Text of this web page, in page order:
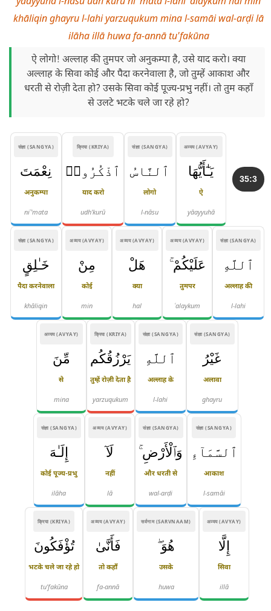
khāliqin ghayru l-lahi yarzuqukum mina l-samāi wal-arḍi lā
ilāha illā huwa fa-annā tu'fakūna
ऐ लोगो! अल्लाह की तुमपर जो अनुकम्पा है, उसे याद करो। क्या
अल्लाह के सिवा कोई और पैदा करनेवाला है, जो तुम्हें आकाश और
धरती से रोज़ी देता हो? उसके सिवा कोई पूज्य-प्रभु नहीं। तो तुम कहाँ
से उलटे भटके चले जा रहे हो?
35:3
अव्यय (AVYAY)
يَـٰٓأَيُّهَا
ऐ
yāayyuhā
संज्ञा (SANGYA)
ٱلنَّاسُ
लोगो
l-nāsu
क्रिया (KRIYA)
ٱذْكُرُوا۟
याद करो
udh'kurū
संज्ञा (SANGYA)
نِعْمَتَ
अनुकम्पा
niʿ'mata
संज्ञा (SANGYA)
ٱللَّهِ
अल्लाह की
l-lahi
अव्यय (AVYAY)
عَلَيْكُمْ ۚ
तुमपर
ʿalaykum
अव्यय (AVYAY)
هَلْ
क्या
hal
अव्यय (AVYAY)
مِنْ
कोई
min
संज्ञा (SANGYA)
خَـٰلِقٍ
पैदा करनेवाला
khāliqin
संज्ञा (SANGYA)
غَيْرُ
अलावा
ghayru
संज्ञा (SANGYA)
ٱللَّهِ
अल्लाह के
l-lahi
क्रिया (KRIYA)
يَرْزُقُكُم
तुम्हें रोज़ी देता है
yarzuqukum
अव्यय (AVYAY)
مِّنَ
से
mina
संज्ञा (SANGYA)
ٱلسَّمَآءِ
आकाश
l-samāi
संज्ञा (SANGYA)
وَٱلْأَرْضِ ۚ
और धरती से
wal-arḍi
अव्यय (AVYAY)
لَآ
नहीं
lā
संज्ञा (SANGYA)
إِلَـٰهَ
कोई पूज्य-प्रभु
ilāha
अव्यय (AVYAY)
إِلَّا
सिवा
illā
सर्वनाम (SARVNAAM)
هُوَ ۖ
उसके
huwa
अव्यय (AVYAY)
فَأَنَّىٰ
तो कहाँ
fa-annā
क्रिया (KRIYA)
تُؤْفَكُونَ
भटके चले जा रहे हो
tu'fakūna